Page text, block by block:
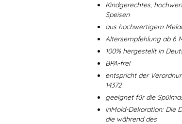
Kindgerechtes,
Speisen
aus hochwertigem
Altersempfehlung ab 6
100% hergestellt in
BPA-frei
entspricht der
14372
geeignet für die
inMold-Dekoration: Die
die während des